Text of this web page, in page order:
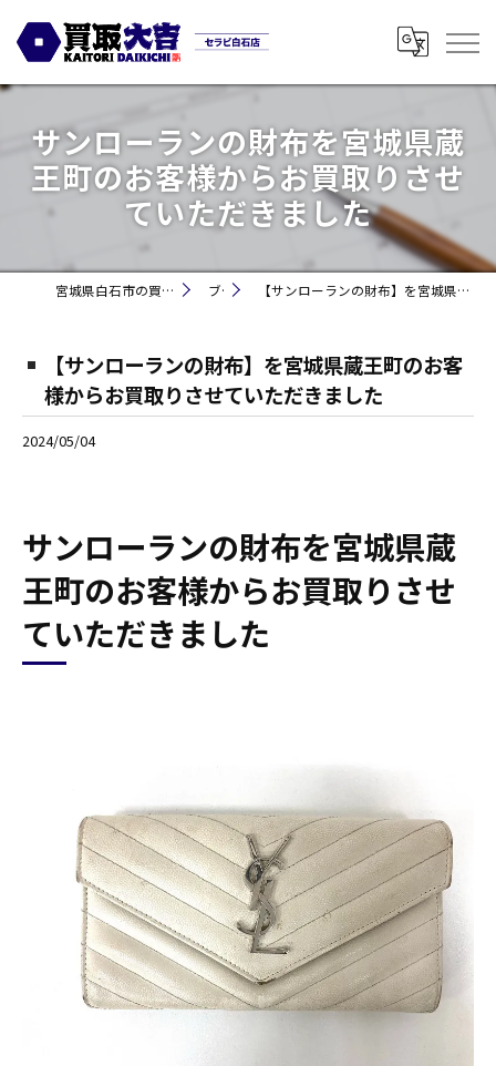
サンローランの財布を宮城県蔵
王町のお客様からお買取りさせ
ていただきました
宮城県白石市の買取なら買取大吉セラビ白石店 ブログ 【サンローランの財布】を宮城県蔵王町のお客様からお買取りさせていただきました
【サンローランの財布】を宮城県蔵王町のお客
様からお買取りさせていただきました
2024/05/04
サンローランの財布を宮城県蔵
王町のお客様からお買取りさせ
ていただきました